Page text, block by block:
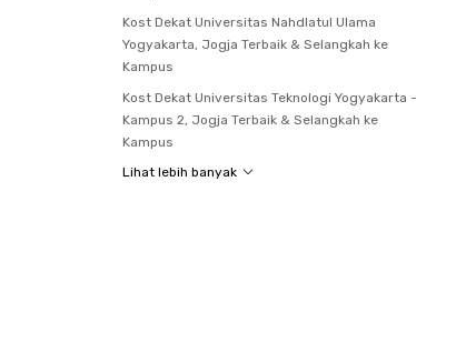
Kost Dekat Universitas Nahdlatul Ulama
Yogyakarta, Jogja Terbaik & Selangkah ke
Kampus
Kost Dekat Universitas Teknologi Yogyakarta -
Kampus 2, Jogja Terbaik & Selangkah ke
Kampus
Lihat lebih banyak